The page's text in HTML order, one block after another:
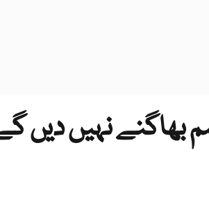
بھاگنے نہیں دیں